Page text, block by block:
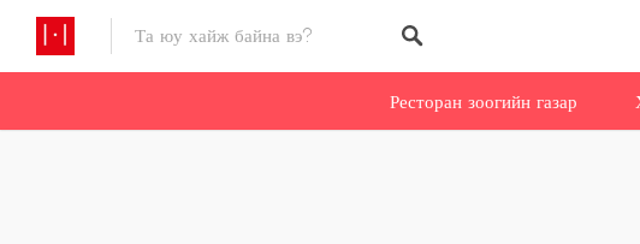
Ресторан зоогийн газар